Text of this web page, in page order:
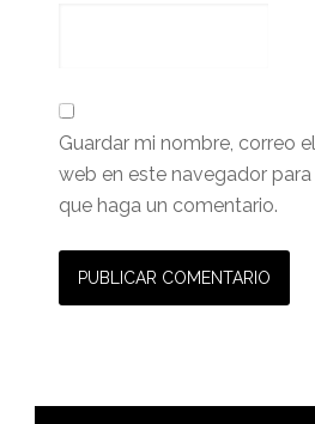
Guardar mi nombre, correo
web en este navegador
que haga un comentario.
Barra